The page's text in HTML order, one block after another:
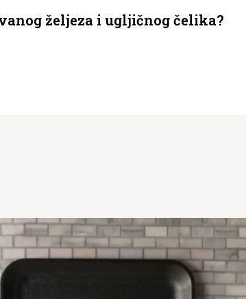
željeza i ugljičnog čelika?